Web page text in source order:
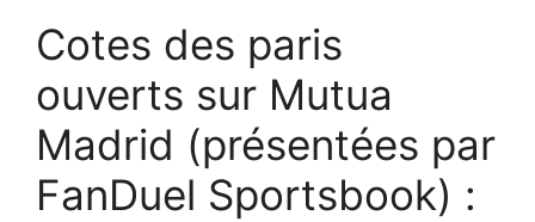
Cotes des paris
ouverts sur Mutua
Madrid (présentées par
FanDuel Sportsbook) :